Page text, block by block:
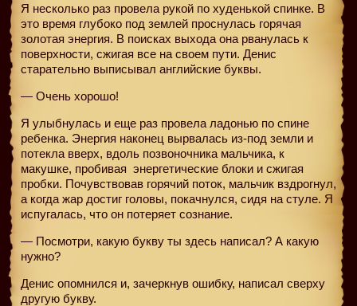
Я несколько раз провела рукой по худенькой спинке. В
это время глубоко под землей проснулась горячая
золотая энергия. В поисках выхода она рванулась к
поверхности, сжигая все на своем пути. Денис
старательно выписывал английские буквы.
— Очень хорошо!
Я улыбнулась и еще раз провела ладонью по спине
ребенка. Энергия наконец вырвалась из-под земли и
потекла вверх, вдоль позвоночника мальчика, к
макушке, пробивая энергетические блоки и сжигая
пробки. Почувствовав горячий поток, мальчик вздрогнул,
а когда жар достиг головы, покачнулся, сидя на стуле. Я
испугалась, что он потеряет сознание.
— Посмотри, какую букву ты здесь написал? А какую
нужно?
Денис опомнился и, зачеркнув ошибку, написал сверху
другую букву.